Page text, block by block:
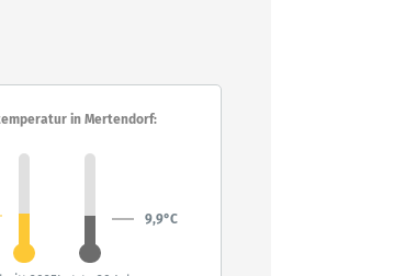
in Mertendorf:
9,9°C